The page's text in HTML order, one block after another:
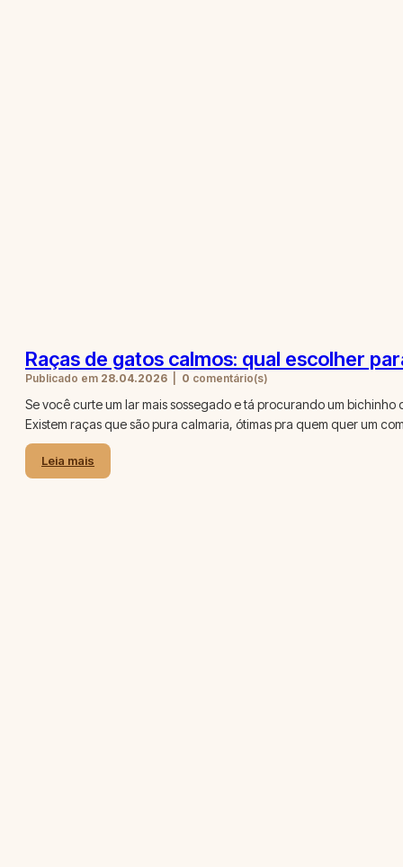
Raças de gatos calmos: qual escolher
Publicado em 28.04.2026 0 comentário(s)
Se você curte um lar mais sossegado e tá procurando um
Existem raças que são pura calmaria, ótimas pra quem quer um
Leia mais